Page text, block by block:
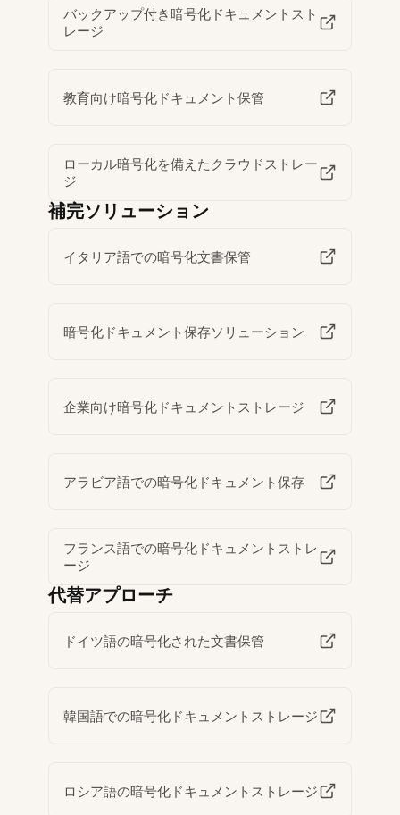
バックアップ付き暗号化ドキュメントスト
レージ
教育向け暗号化ドキュメント保管
ローカル暗号化を備えたクラウドストレー
ジ
補完ソリューション
イタリア語での暗号化文書保管
暗号化ドキュメント保存ソリューション
企業向け暗号化ドキュメントストレージ
アラビア語での暗号化ドキュメント保存
フランス語での暗号化ドキュメントストレ
ージ
代替アプローチ
ドイツ語の暗号化された文書保管
韓国語での暗号化ドキュメントストレージ
ロシア語の暗号化ドキュメントストレージ